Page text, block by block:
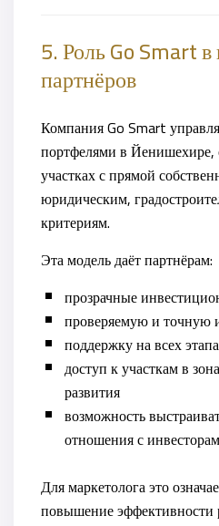
5. Роль Go Smart
партнёров
Компания Go Smart
портфелями в
участках с прямой
юридическим,
критериям.
Эта модель даёт партнёрам:
прозрачные
проверяемую и
поддержку на всех
доступ к участкам в
развития
возможность
отношения с
Для маркетолога это
повышение эффективности